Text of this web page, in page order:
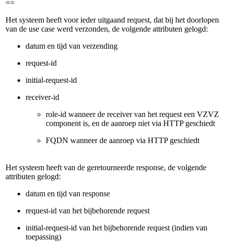
==
Het systeem heeft voor ieder uitgaand request, dat bij het doorlopen
van de use case werd verzonden, de volgende attributen gelogd:
datum en tijd van verzending
request-id
initial-request-id
receiver-id
role-id wanneer de receiver van het request een VZVZ
component is, en de aanroep niet via HTTP geschiedt
FQDN wanneer de aanroep via HTTP geschiedt
Het systeem heeft van de geretourneerde response, de volgende
attributen gelogd:
datum en tijd van response
request-id van het bijbehorende request
initial-request-id van het bijbehorende request (indien van
toepassing)